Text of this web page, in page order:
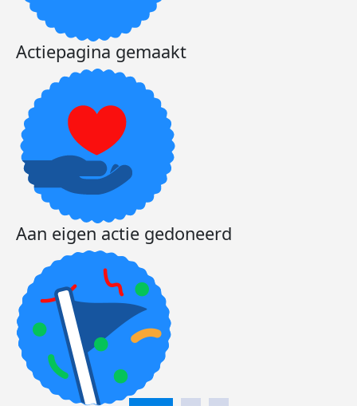
Actiepagina gemaakt
Aan eigen actie gedoneerd